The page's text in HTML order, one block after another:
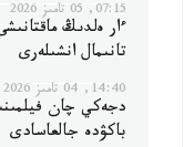
07:15, 05 تامىز 2026
ءار ەلدىڭ
تانىمال انشىلەرى
14:40, 04 تامىز 2026
دجەكي چان
باكۋدە جالعاسادى